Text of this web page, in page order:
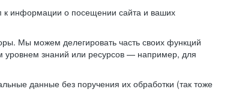
к информации о посещении сайта и ваших
Мы можем делегировать часть своих функций
уровнем знаний или ресурсов — например, для
данные без поручения их обработки (так тоже